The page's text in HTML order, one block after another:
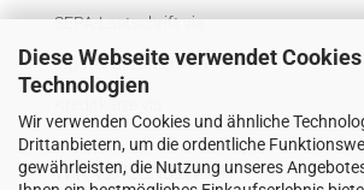
Diese Webseite verwendet
Technologien
Wir verwenden Cookies und ähnliche
Drittanbietern, um die ordentliche
gewährleisten, die Nutzung unseres
SEPA-Lastschrift via
"Später bezahlen" via
WIR VERSENDEN MIT